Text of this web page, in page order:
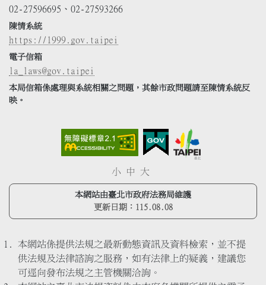
02-27596695、02-27593266
陳情系統
https://1999.gov.taipei
電子信箱
la_laws@gov.taipei
本局信箱係處理與系統相關之問題，其餘市政問題請至陳情系統反
映。
小 中 大
本網站由臺北市政府法務局維護
更新日期： 115.08.08
本網站係提供法規之最新動態資訊及資料檢索，並不提
供法規及法律諮詢之服務，如有法律上的疑義，建議您
可逕向發布法規之主管機關洽詢。